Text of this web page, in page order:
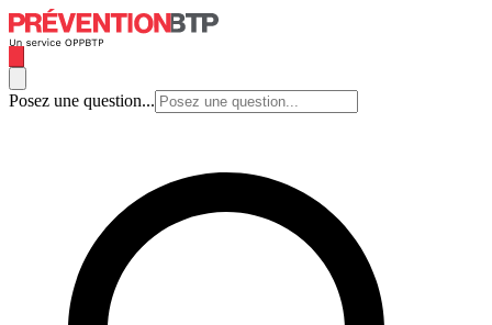
Posez une question...